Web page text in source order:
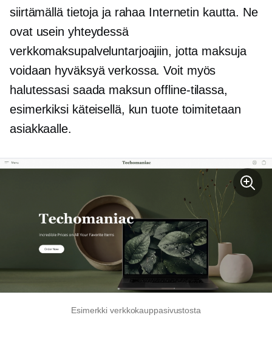
siirtämällä tietoja ja rahaa Internetin kautta. Ne
ovat usein yhteydessä
verkkomaksupalveluntarjoajiin, jotta maksuja
voidaan hyväksyä verkossa. Voit myös
halutessasi saada maksun offline-tilassa,
esimerkiksi käteisellä, kun tuote toimitetaan
asiakkaalle.
Esimerkki verkkokauppasivustosta